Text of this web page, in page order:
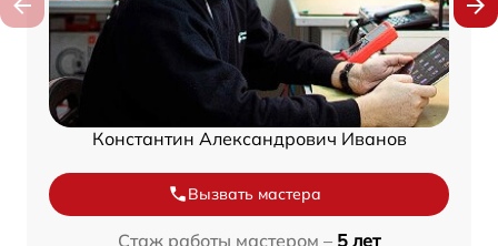
Константин Александрович Иванов
Вызвать мастера
Стаж работы мастером – 5 лет